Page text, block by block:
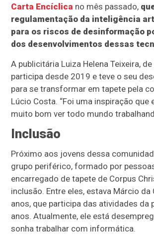
Carta Encíclica no mês passado,
regulamentação da inteligência
para os riscos de desinformação
dos desenvolvimentos dessas
A publicitária Luiza Helena Teixeira,
participa desde 2019 e teve o seu
para se transformar em tapete pela
Lúcio Costa. “Foi uma inspiração que
muito bom ver todo mundo
Inclusão
Próximo aos jovens dessa
grupo periférico, formado por
encarregado de tapete de Corpus
inclusão. Entre eles, estava Márcio da
anos, que participa das atividades da
anos. Atualmente, ele está
sonha trabalhar com informática.